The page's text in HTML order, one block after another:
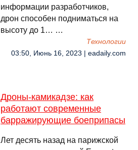
информации разработчиков,
дрон способен подниматься на
высоту до 1… …
Технологии
03:50, Июнь 16, 2023 | eadaily.com
Дроны-камикадзе: как
работают современные
барражирующие боеприпасы
Лет десять назад на парижской